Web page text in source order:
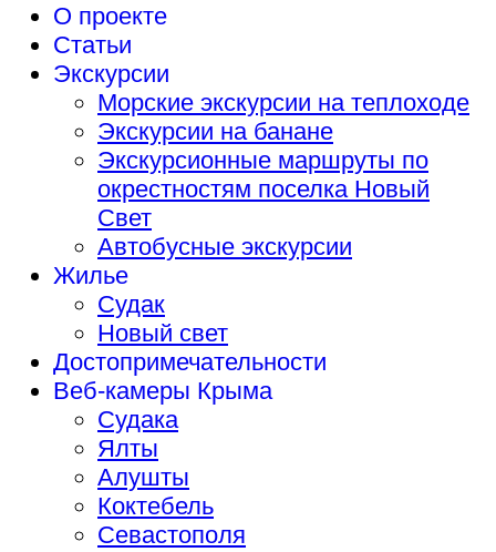
О проекте
Статьи
Экскурсии
Морские экскурсии на теплоходе
Экскурсии на банане
Экскурсионные маршруты по
окрестностям поселка Новый
Свет
Автобусные экскурсии
Жилье
Судак
Новый свет
Достопримечательности
Веб-камеры Крыма
Судака
Ялты
Алушты
Коктебель
Севастополя